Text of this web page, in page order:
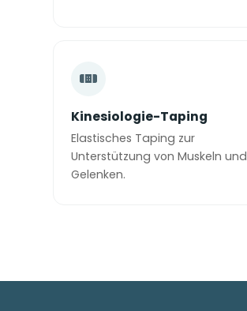
Kinesiologie-Taping
Elastisches Taping zur
Unterstützung von Muskeln und
Gelenken.